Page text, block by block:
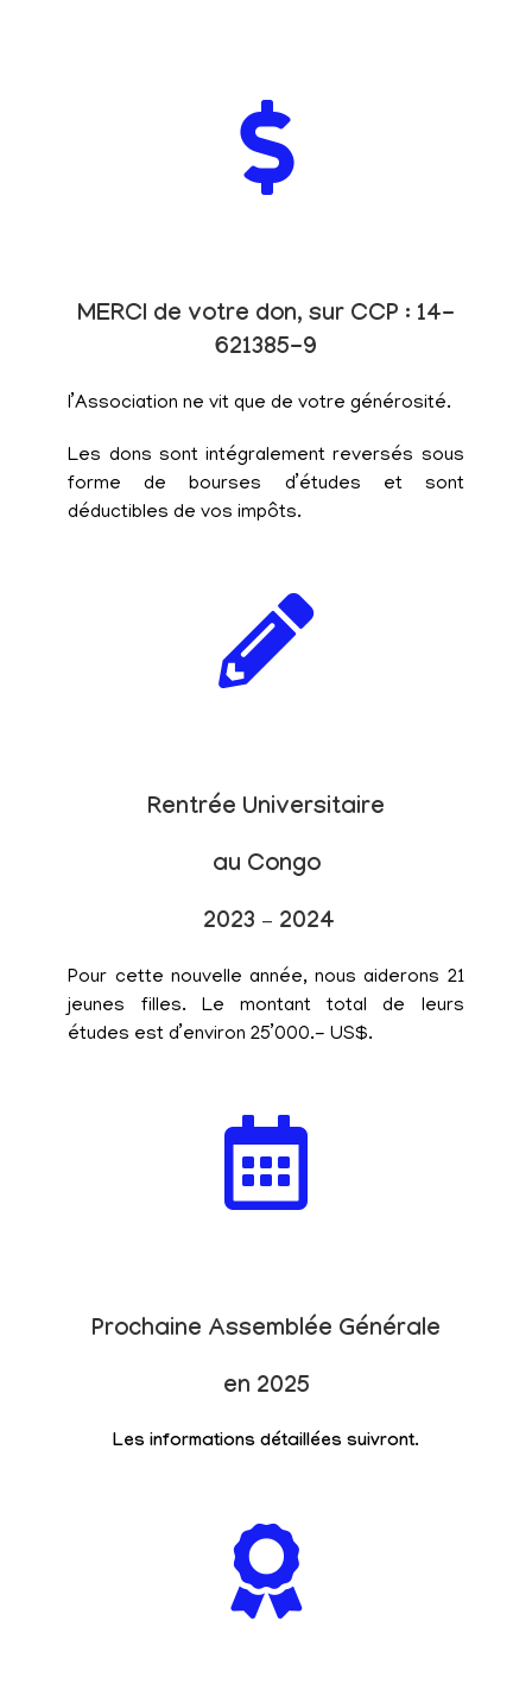
MERCI de votre don, sur CCP : 14-
621385-9
l’Association ne vit que de votre générosité.
Les dons sont intégralement reversés sous
forme de bourses d’études et sont
déductibles de vos impôts.
Rentrée Universitaire
au Congo
2023 – 2024
Pour cette nouvelle année, nous aiderons 21
jeunes filles. Le montant total de leurs
études est d’environ 25’000.- US$.
Prochaine Assemblée Générale
en 2025
Les informations détaillées suivront.